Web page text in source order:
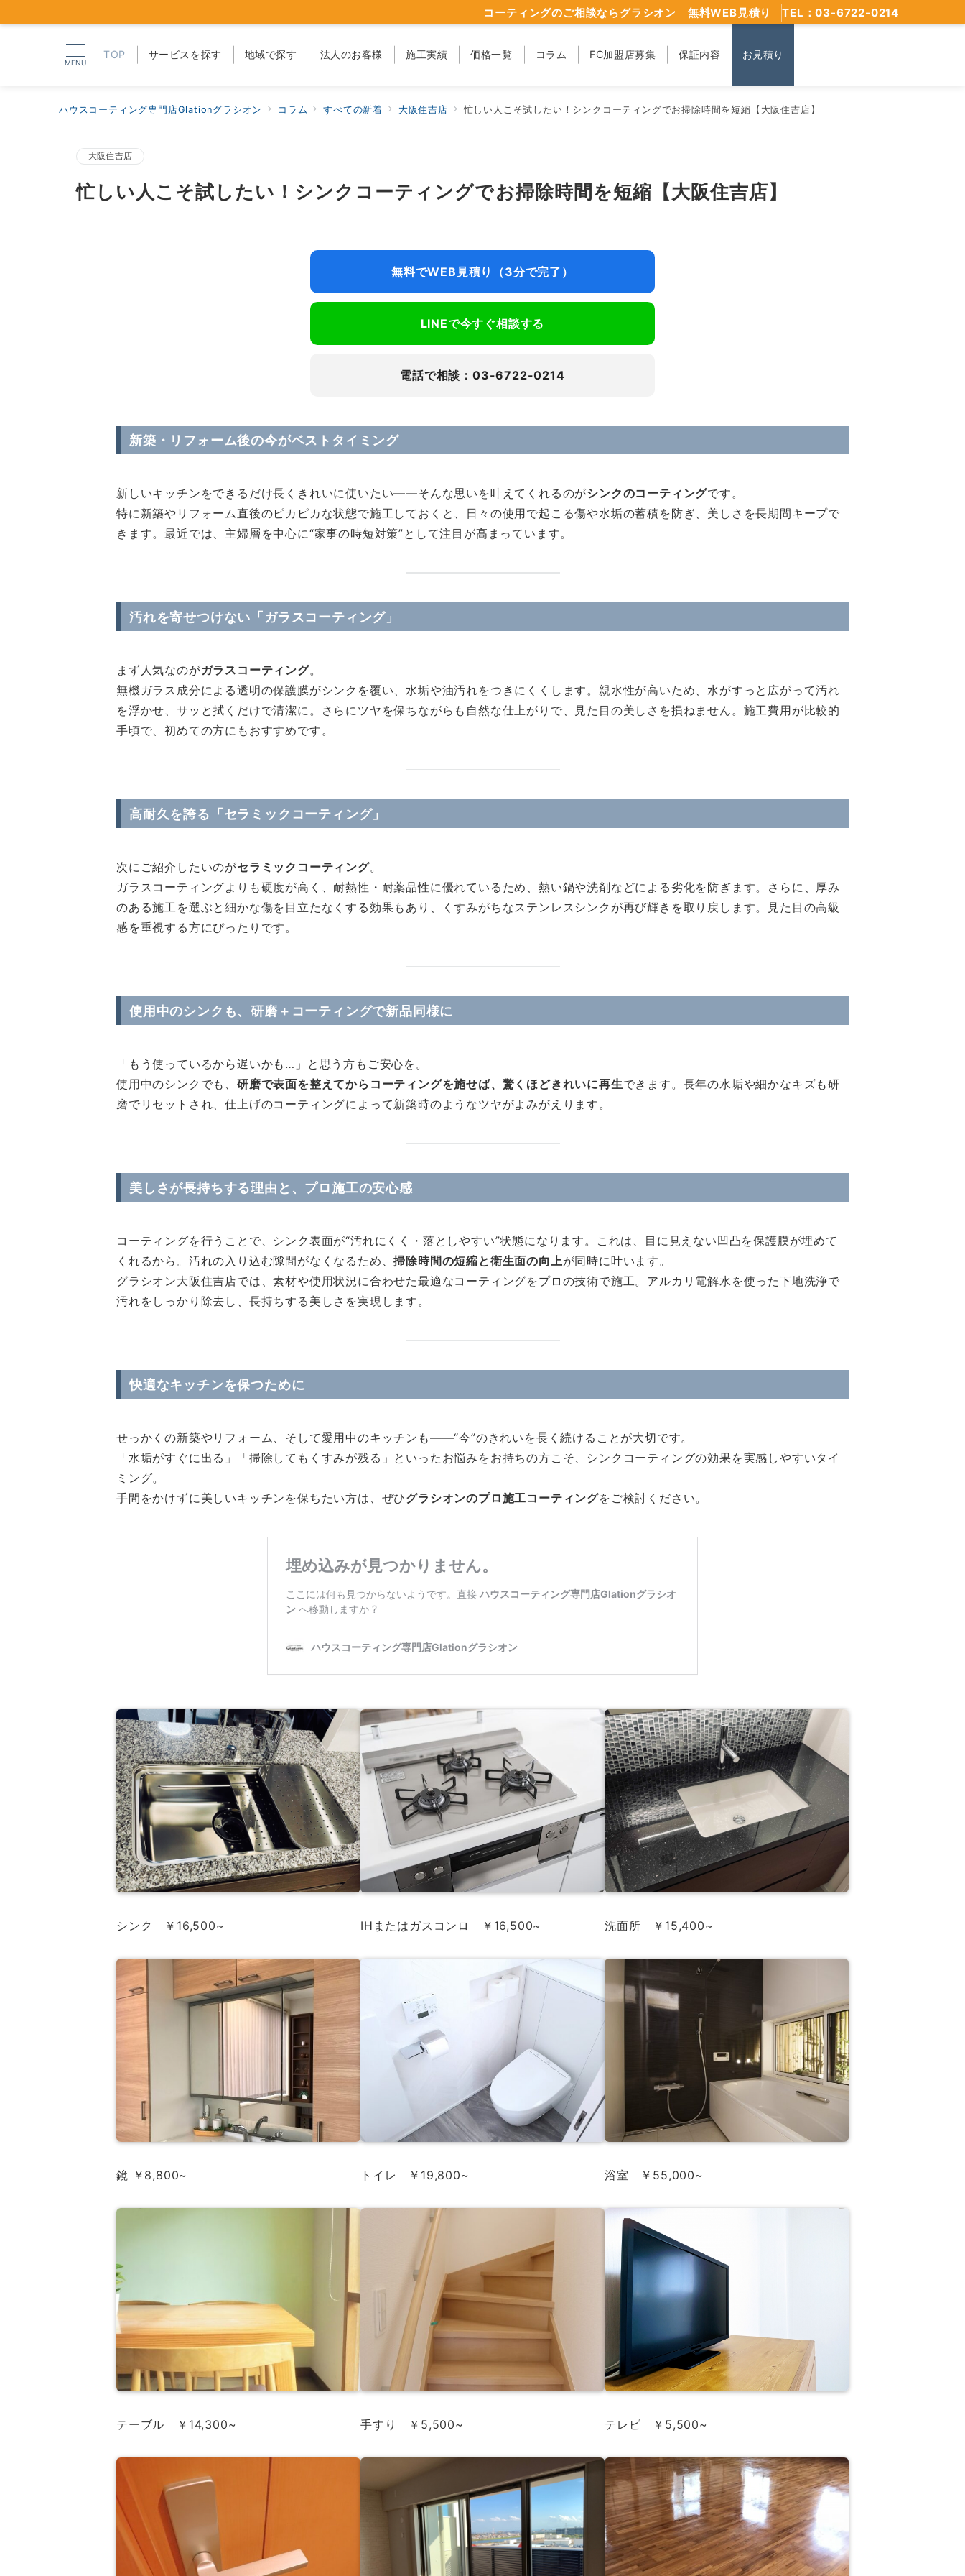
MENU
TOP サービスを探す 地域で探す 法人のお客様 施工実績 価格一覧 コラム FC加盟店募集 保証内容 お見積り
コーティングのご相談ならグラシオン 無料WEB見積り TEL：03-6722-0214
ハウスコーティング専門店Glationグラシオン コラム すべての新着 大阪住吉店 忙しい人こそ試したい！シンクコーティングでお掃除時間を短縮【大阪住吉店】
大阪住吉店
忙しい人こそ試したい！シンクコーティングでお掃除時間を短縮【大阪住吉店】
無料でWEB見積り（3分で完了）
LINEで今すぐ相談する
電話で相談：03-6722-0214
新築・リフォーム後の今がベストタイミング
新しいキッチンをできるだけ長くきれいに使いたい——そんな思いを叶えてくれるのがシンクのコーティングです。
特に新築やリフォーム直後のピカピカな状態で施工しておくと、日々の使用で起こる傷や水垢の蓄積を防ぎ、美しさを長期間キープで
きます。最近では、主婦層を中心に“家事の時短対策”として注目が高まっています。
汚れを寄せつけない「ガラスコーティング」
まず人気なのがガラスコーティング。
無機ガラス成分による透明の保護膜がシンクを覆い、水垢や油汚れをつきにくくします。親水性が高いため、水がすっと広がって汚れ
を浮かせ、サッと拭くだけで清潔に。さらにツヤを保ちながらも自然な仕上がりで、見た目の美しさを損ねません。施工費用が比較的
手頃で、初めての方にもおすすめです。
高耐久を誇る「セラミックコーティング」
次にご紹介したいのがセラミックコーティング。
ガラスコーティングよりも硬度が高く、耐熱性・耐薬品性に優れているため、熱い鍋や洗剤などによる劣化を防ぎます。さらに、厚み
のある施工を選ぶと細かな傷を目立たなくする効果もあり、くすみがちなステンレスシンクが再び輝きを取り戻します。見た目の高級
感を重視する方にぴったりです。
使用中のシンクも、研磨＋コーティングで新品同様に
「もう使っているから遅いかも…」と思う方もご安心を。
使用中のシンクでも、 研磨で表面を整えてからコーティングを施せば、驚くほどきれいに再生できます。長年の水垢や細かなキズも研
磨でリセットされ、仕上げのコーティングによって新築時のようなツヤがよみがえります。
美しさが長持ちする理由と、プロ施工の安心感
コーティングを行うことで、シンク表面が“汚れにくく・落としやすい”状態になります。これは、目に見えない凹凸を保護膜が埋めて
くれるから。汚れの入り込む隙間がなくなるため、掃除時間の短縮と衛生面の向上が同時に叶います。
グラシオン大阪住吉店では、素材や使用状況に合わせた最適なコーティングをプロの技術で施工。アルカリ電解水を使った下地洗浄で
汚れをしっかり除去し、長持ちする美しさを実現します。
快適なキッチンを保つために
せっかくの新築やリフォーム、そして愛用中のキッチンも——“今”のきれいを長く続けることが大切です。
「水垢がすぐに出る」「掃除してもくすみが残る」といったお悩みをお持ちの方こそ、シンクコーティングの効果を実感しやすいタイ
ミング。
手間をかけずに美しいキッチンを保ちたい方は、ぜひグラシオンのプロ施工コーティングをご検討ください。
シンク ￥16,500~ IHまたはガスコンロ ￥16,500~ 洗面所 ￥15,400~
鏡 ￥8,800~ トイレ ￥19,800~ 浴室 ￥55,000~
テーブル ￥14,300~ 手すり ￥5,500~ テレビ ￥5,500~